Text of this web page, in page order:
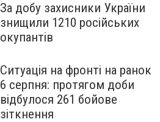
За добу захисники України
знищили 1210 російських
окупантів
Ситуація на фронті на ранок
6 серпня: протягом доби
відбулося 261 бойове
зіткнення